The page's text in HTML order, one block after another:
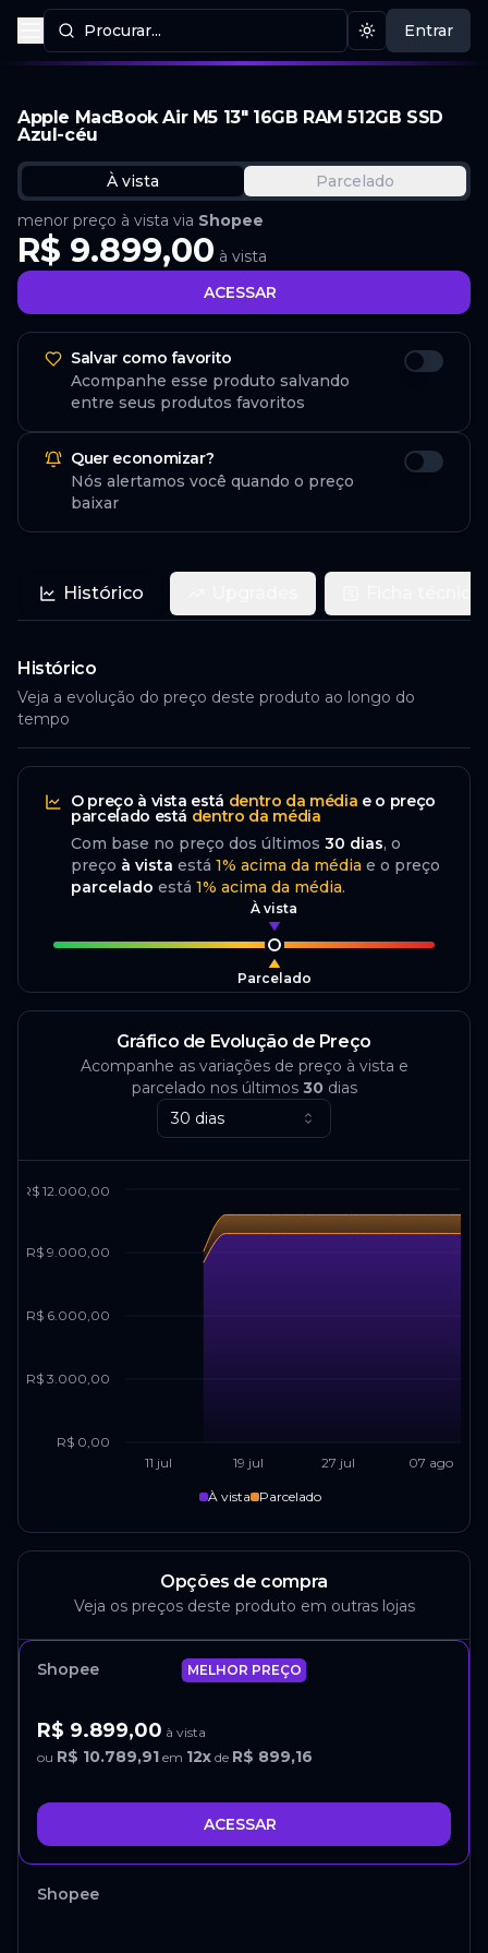
Procurar...
Procurar produtos Mudar tema
Entrar
Apple MacBook Air M5 13" 16GB RAM 512GB SSD
Azul-céu
À vista
Parcelado
menor preço à vista via Shopee
R$ 9.899,00 à vista
ACESSAR
Salvar como favorito
Acompanhe esse produto salvando
entre seus produtos favoritos
Quer economizar?
Nós alertamos você quando o preço
baixar
Histórico
Histórico
Veja a evolução do preço deste produto ao longo do
tempo
O preço à vista está dentro da média e o preço
parcelado está dentro da média
Com base no preço dos últimos 30 dias, o
preço à vista está 1% acima da média e o preço
parcelado está 1% acima da média.
À vista
Parcelado
Gráfico de Evolução de Preço
Acompanhe as variações de preço à vista e
parcelado nos últimos 30dias
30 dias
11 jul 19 jul 27 jul 07 ago
R$ 0,00
R$ 3.000,00
R$ 6.000,00
R$ 9.000,00
R$ 12.000,00
À vista Parcelado
Opções de compra
Veja os preços deste produto em outras lojas
Shopee MELHOR PREÇO
R$ 9.899,00 à vista
ou R$ 10.789,91 em 12x de R$ 899,16
ACESSAR
Shopee